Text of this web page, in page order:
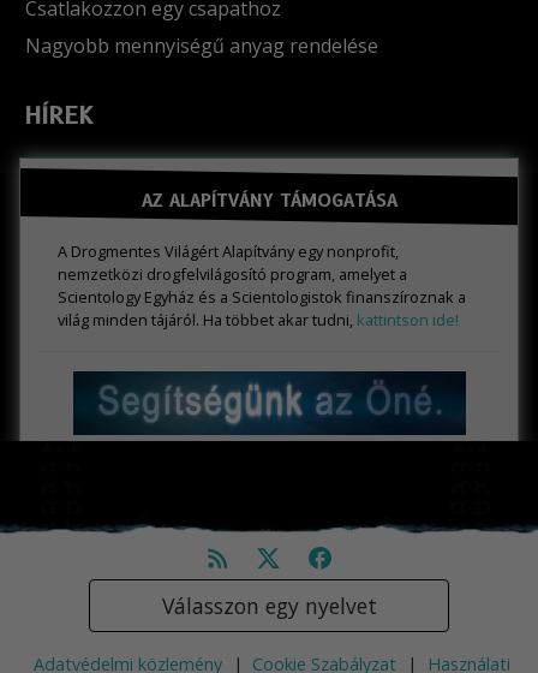
Csatlakozzon egy csapathoz
Nagyobb mennyiségű anyag rendelése
HÍREK
AZ ALAPÍTVÁNY TÁMOGATÁSA
A Drogmentes Világért Alapítvány egy nonprofit,
nemzetközi drogfelvilágosító program, amelyet a
Scientology Egyház és a Scientologistok finanszíroznak a
világ minden tájáról. Ha többet akar tudni, kattintson ide!
Válasszon egy nyelvet
Adatvédelmi közlemény | Cookie Szabályzat | Használati